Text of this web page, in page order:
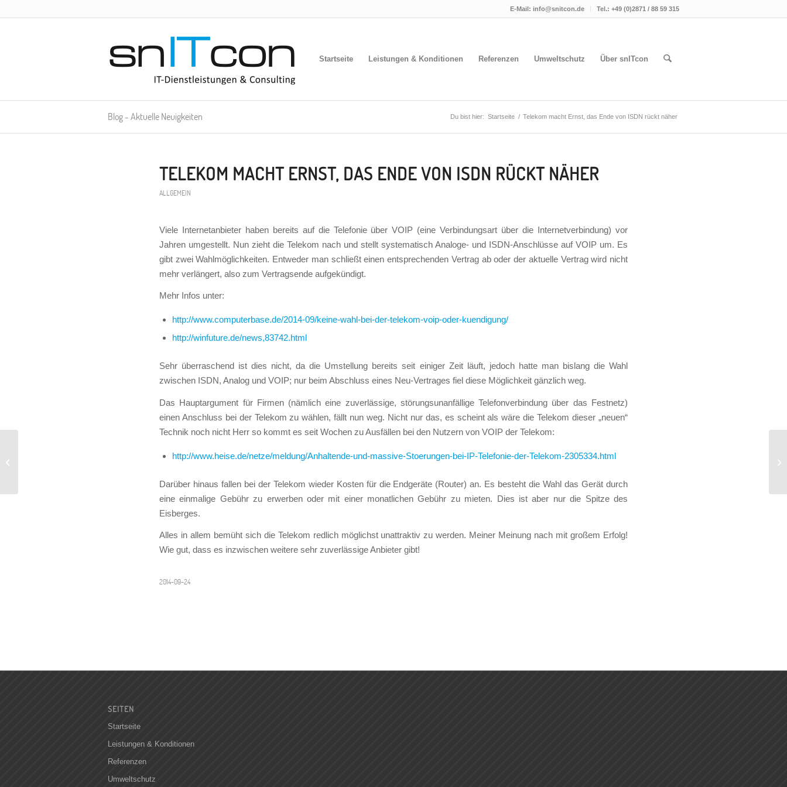
E-Mail: info@snitcon.de Tel.: +49 (0)2871 / 88 59 315
Startseite Leistungen & Konditionen Referenzen Umweltschutz Über snITcon
Blog - Aktuelle Neuigkeiten Du bist hier: Startseite / Telekom macht Ernst, das Ende von ISDN rückt näher
TELEKOM MACHT ERNST, DAS ENDE VON ISDN RÜCKT NÄHER
ALLGEMEIN
Viele Internetanbieter haben bereits auf die Telefonie über VOIP (eine Verbindungsart über die Internetverbindung) vor
Jahren umgestellt. Nun zieht die Telekom nach und stellt systematisch Analoge- und ISDN-Anschlüsse auf VOIP um. Es
gibt zwei Wahlmöglichkeiten. Entweder man schließt einen entsprechenden Vertrag ab oder der aktuelle Vertrag wird nicht
mehr verlängert, also zum Vertragsende aufgekündigt.
Mehr Infos unter:
http://www.computerbase.de/2014-09/keine-wahl-bei-der-telekom-voip-oder-kuendigung/
http://winfuture.de/news,83742.html
Sehr überraschend ist dies nicht, da die Umstellung bereits seit einiger Zeit läuft, jedoch hatte man bislang die Wahl
zwischen ISDN, Analog und VOIP; nur beim Abschluss eines Neu-Vertrages fiel diese Möglichkeit gänzlich weg.
Das Hauptargument für Firmen (nämlich eine zuverlässige, störungsunanfällige Telefonverbindung über das Festnetz)
einen Anschluss bei der Telekom zu wählen, fällt nun weg. Nicht nur das, es scheint als wäre die Telekom dieser „neuen“
Technik noch nicht Herr so kommt es seit Wochen zu Ausfällen bei den Nutzern von VOIP der Telekom:
http://www.heise.de/netze/meldung/Anhaltende-und-massive-Stoerungen-bei-IP-Telefonie-der-Telekom-2305334.html
Darüber hinaus fallen bei der Telekom wieder Kosten für die Endgeräte (Router) an. Es besteht die Wahl das Gerät durch
eine einmalige Gebühr zu erwerben oder mit einer monatlichen Gebühr zu mieten. Dies ist aber nur die Spitze des
Eisberges.
Alles in allem bemüht sich die Telekom redlich möglichst unattraktiv zu werden. Meiner Meinung nach mit großem Erfolg!
Wie gut, dass es inzwischen weitere sehr zuverlässige Anbieter gibt!
2014-09-24
SEITEN
Startseite
Leistungen & Konditionen
Referenzen
Umweltschutz